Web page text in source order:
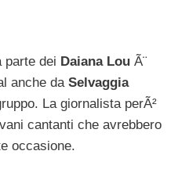
parte dei Daiana Lou Ã¨
anche da Selvaggia
La giornalista perÃ²
cantanti che avrebbero
occasione.